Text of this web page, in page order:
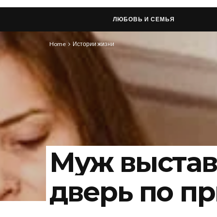
ЛЮБОВЬ И СЕМЬЯ
Home Истории жизни
Муж
дверь по